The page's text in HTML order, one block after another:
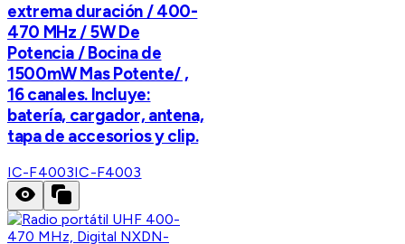
extrema duración / 400-
470 MHz / 5W De
Potencia / Bocina de
1500mW Mas Potente/ ,
16 canales. Incluye:
batería, cargador, antena,
tapa de accesorios y clip.
IC-F4003IC-F4003